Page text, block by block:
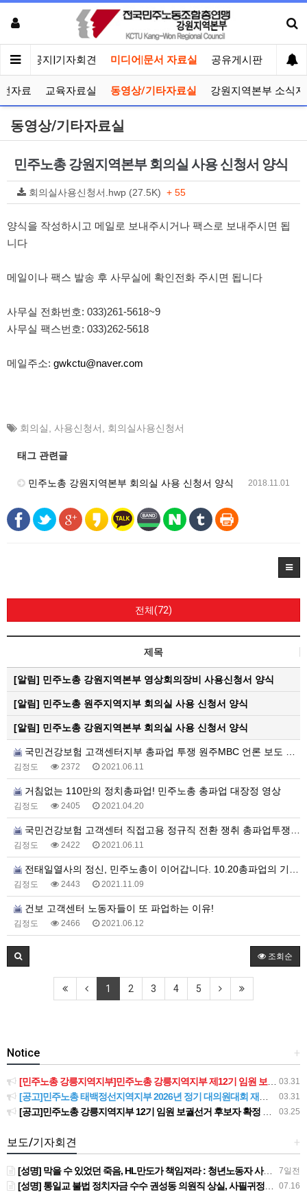
인 공지|기자회견 미디어|문서 자료실 공유게시판 선거
자료 교육자료실 동영상/기타자료실 강원지역본부 소식지
동영상/기타자료실
민주노총 강원지역본부 회의실 사용 신청서 양식
회의실사용신청서.hwp (27.5K) + 55
양식을 작성하시고 메일로 보내주시거나 팩스로 보내주시면 됩
니다
메일이나 팩스 발송 후 사무실에 확인전화 주시면 됩니다
사무실 전화번호: 033)261-5618~9
사무실 팩스번호: 033)262-5618
메일주소: gwkctu@naver.com
회의실 사용신청서 회의실사용신청서
태그 관련글
2018.11.01
민주노총 강원지역본부 회의실 사용 신청서 양식
전체(72)
제목
[알림] 민주노총 강원지역본부 영상회의장비 사용신청서 양식
[알림] 민주노총 원주지역지부 회의실 사용 신청서 양식
[알림] 민주노총 강원지역본부 회의실 사용 신청서 양식
국민건강보험 고객센터지부 총파업 투쟁 원주MBC 언론 보도 영상
김정도 2372 2021.06.11
거침없는 110만의 정치총파업! 민주노총 총파업 대장정 영상
김정도 2405 2021.04.20
국민건강보험 고객센터 직접고용 정규직 전환 쟁취 총파업투쟁 1일차 갈무리 영상
김정도 2422 2021.06.11
전태일열사의 정신, 민주노총이 이어갑니다. 10.20총파업의 기세를 11.13전국노동자대회로!
김정도 2443 2021.11.09
건보 고객센터 노동자들이 또 파업하는 이유!
김정도 2466 2021.06.12
조회순
1 2 3 4 5
+
Notice
03.31
[민주노총 강릉지역지부]민주노총 강릉지역지부 제12기 임원 보궐선거결과 공고
03.31
[공고]민주노총 태백정선지역지부 2026년 정기 대의원대회 재소집 건
03.25
[공고]민주노총 강릉지역지부 12기 임원 보궐선거 후보자 확정 공고
+
보도/기자회견
7일전
[성명] 막을 수 있었던 죽음, HL만도가 책임져라 : 청년노동자 사망사고의 철저한 진상규명과 재발방지 대책 마련하라
07.16
[성명] 통일교 불법 정치자금 수수 권성동 의원직 상실, 사필귀정이다